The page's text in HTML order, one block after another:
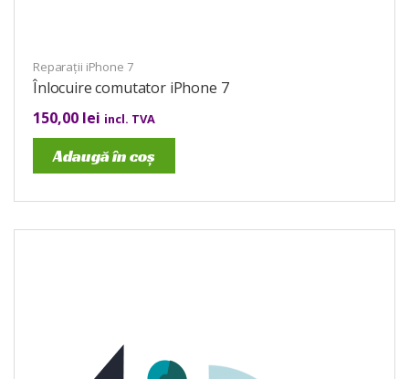
Reparații iPhone 7
Înlocuire comutator iPhone 7
150,00 lei incl. TVA
Adaugă în coș